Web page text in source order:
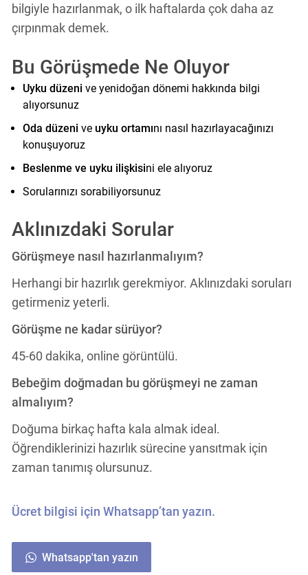
bilgiyle hazırlanmak, o ilk haftalarda çok daha az
çırpınmak demek.
Bu Görüşmede Ne Oluyor
Uyku düzeni ve yenidoğan dönemi hakkında bilgi
alıyorsunuz
Oda düzeni ve uyku ortamını nasıl hazırlayacağınızı
konuşuyoruz
Beslenme ve uyku ilişkisini ele alıyoruz
Sorularınızı sorabiliyorsunuz
Aklınızdaki Sorular
Görüşmeye nasıl hazırlanmalıyım?
Herhangi bir hazırlık gerekmiyor. Aklınızdaki soruları
getirmeniz yeterli.
Görüşme ne kadar sürüyor?
45-60 dakika, online görüntülü.
Bebeğim doğmadan bu görüşmeyi ne zaman
almalıyım?
Doğuma birkaç hafta kala almak ideal.
Öğrendiklerinizi hazırlık sürecine yansıtmak için
zaman tanımış olursunuz.
Ücret bilgisi için Whatsapp’tan yazın.
Whatsapp'tan yazın